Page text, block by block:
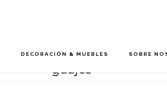
DECORACIÓN & MUEBLES SOBRE
guajes